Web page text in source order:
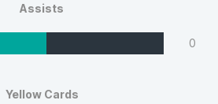
Assists
0
Yellow Cards